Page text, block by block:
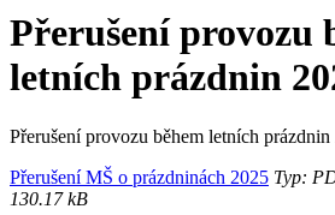
Přerušení provozu
letních prázdnin
Přerušení provozu během letních prázdnin
Přerušení MŠ o prázdninách 2025 Typ:
130.17 kB